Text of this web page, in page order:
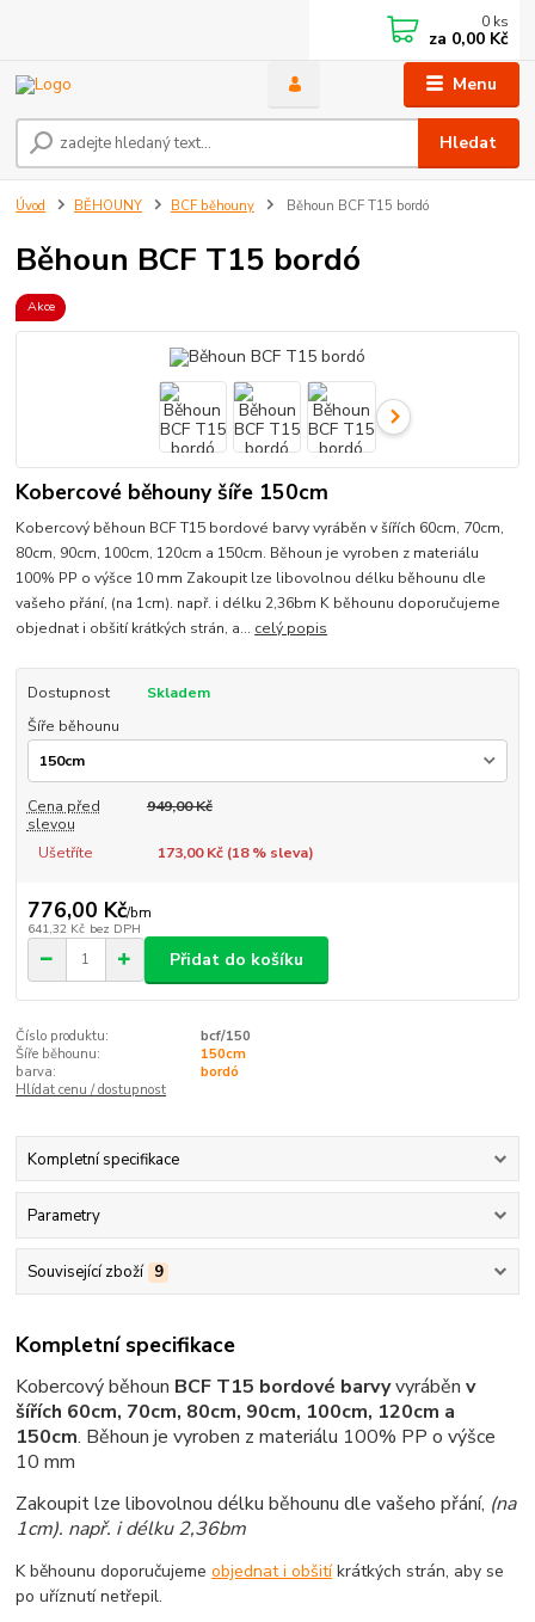
Menu
Hledat
0 ks
za 0,00 Kč
Úvod BĚHOUNY BCF běhouny Běhoun BCF T15 bordó
Běhoun BCF T15 bordó
Akce
Kobercové běhouny šíře 150cm
Kobercový běhoun BCF T15 bordové barvy vyráběn v šířích 60cm, 70cm,
80cm, 90cm, 100cm, 120cm a 150cm. Běhoun je vyroben z materiálu
100% PP o výšce 10 mm Zakoupit lze libovolnou délku běhounu dle
vašeho přání, (na 1cm). např. i délku 2,36bm K běhounu doporučujeme
objednat i obšití krátkých strán, a... celý popis
Dostupnost
Skladem
Šíře běhounu
Cena před
slevou
949,00 Kč
Ušetříte 173,00 Kč (18% sleva)
776,00 Kč/bm
641,32 Kč bez DPH
Přidat do košíku
Číslo produktu:
bcf/150
Šíře běhounu:
150cm
barva:
bordó
Hlídat cenu / dostupnost
Kompletní specifikace
Parametry
Související zboží 9
Kompletní specifikace
Kobercový běhoun BCF T15 bordové barvyvyráběnv
šířích 60cm, 70cm, 80cm, 90cm, 100cm, 120cm a
150cm. Běhoun je vyroben z materiálu 100% PP o výšce
10 mm
Zakoupit lze libovolnou délku běhounu dle vašeho přání, (na
1cm). např. i délku 2,36bm
K běhounu doporučujemeobjednat i obšitíkrátkých strán, aby se
po uříznutí netřepil.